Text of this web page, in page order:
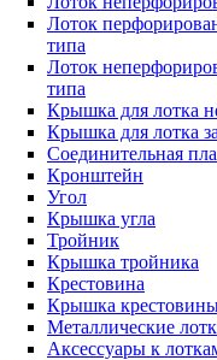
Лоток
типа
Лоток
типа
Крышка для лотка
Крышка для лотка
Соединительная
Кронштейн
Угол
Крышка угла
Тройник
Крышка тройника
Крестовина
Крышка
Металлические
Аксессуары к